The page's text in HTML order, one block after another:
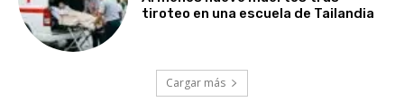
tiroteo en una escuela de Tailandia
Cargar más